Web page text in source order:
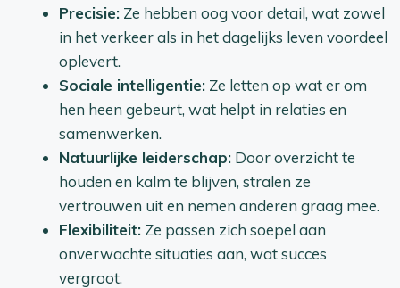
Precisie: Ze hebben oog voor detail, wat zowel
in het verkeer als in het dagelijks leven voordeel
oplevert.
Sociale intelligentie: Ze letten op wat er om
hen heen gebeurt, wat helpt in relaties en
samenwerken.
Natuurlijke leiderschap: Door overzicht te
houden en kalm te blijven, stralen ze
vertrouwen uit en nemen anderen graag mee.
Flexibiliteit: Ze passen zich soepel aan
onverwachte situaties aan, wat succes
vergroot.